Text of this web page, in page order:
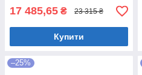
17 485,65 ₴ 23 315 ₴
Купити
–25%